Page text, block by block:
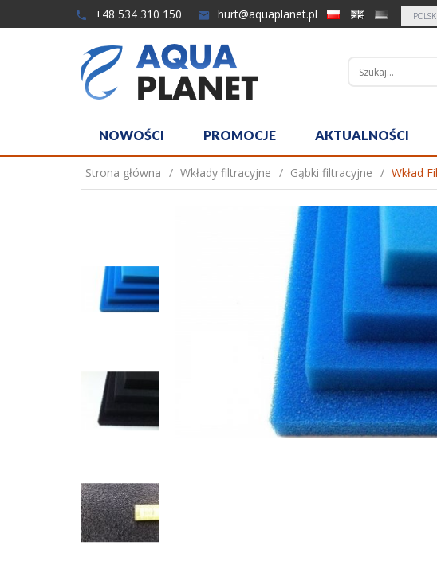
+48 534 310 150 hurt@aquaplanet.pl
NOWOŚCI PROMOCJE AKTUALNOŚCI
Strona główna Wkłady filtracyjne Gąbki filtracyjne Wkład